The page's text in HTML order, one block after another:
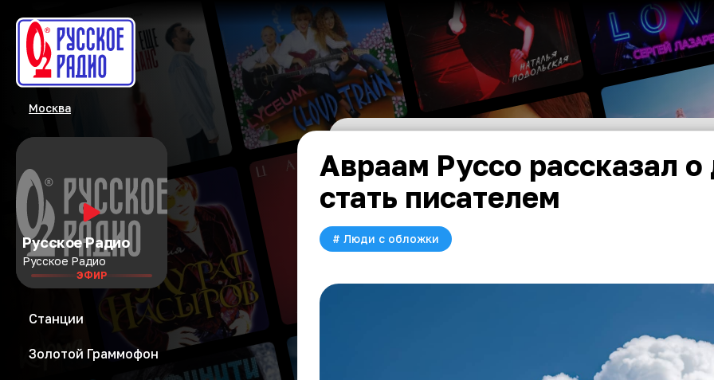
Москва
Русское Радио
Русское Радио
ЭФИР
Станции
Золотой Граммофон
Авраам Руссо рассказал
стать писателем
# Люди с обложки